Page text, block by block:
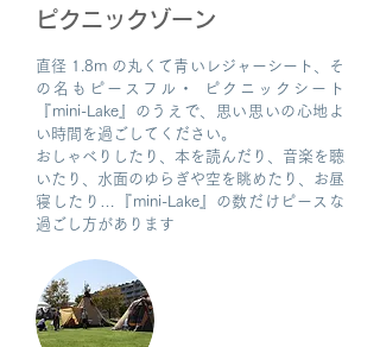
ピクニックゾーン
直径 1.8m の丸くて青いレジャーシート、そ
の名もピースフル・ ピクニックシート
『mini-Lake』のうえで、思い思いの心地よ
い時間を過ごしてください。
おしゃべりしたり、本を読んだり、音楽を聴
いたり、水面のゆらぎや空を眺めたり、お昼
寝したり…『mini-Lake』の数だけピースな
過ごし方があります